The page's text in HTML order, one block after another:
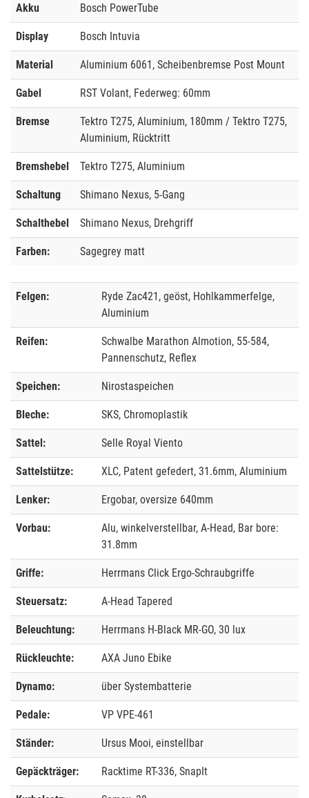
Akku Bosch PowerTube
Display Bosch Intuvia
Material Aluminium 6061, Scheibenbremse Post Mount
Gabel RST Volant, Federweg: 60mm
Bremse
Tektro T275, Aluminium, 180mm / Tektro T275,
Aluminium, Rücktritt
Bremshebel Tektro T275, Aluminium
Schaltung Shimano Nexus, 5-Gang
Schalthebel Shimano Nexus, Drehgriff
Farben: Sagegrey matt
Felgen:
Ryde Zac421, geöst, Hohlkammerfelge,
Aluminium
Reifen:
Schwalbe Marathon Almotion, 55-584,
Pannenschutz, Reflex
Speichen: Nirostaspeichen
Bleche: SKS, Chromoplastik
Sattel: Selle Royal Viento
Sattelstütze: XLC, Patent gefedert, 31.6mm, Aluminium
Lenker: Ergobar, oversize 640mm
Vorbau:
Alu, winkelverstellbar, A-Head, Bar bore:
31.8mm
Griffe: Herrmans Click Ergo-Schraubgriffe
Steuersatz: A-Head Tapered
Beleuchtung: Herrmans H-Black MR-GO, 30 lux
Rückleuchte: AXA Juno Ebike
Dynamo: über Systembatterie
Pedale: VP VPE-461
Ständer: Ursus Mooi, einstellbar
Gepäckträger: Racktime RT-336, SnapIt